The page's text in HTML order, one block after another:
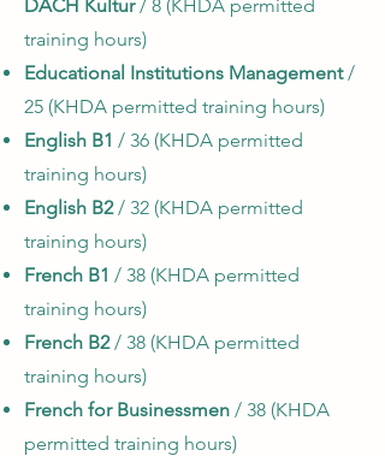
DACH Kultur/ 8 (KHDA permitted
training hours)
Educational Institutions Management/
25 (KHDA permitted training hours)
English B1 / 36 (KHDA permitted
training hours)
English B2/ 32 (KHDA permitted
training hours)
French B1 / 38 (KHDA permitted
training hours)
French B2/ 38 (KHDA permitted
training hours)
French for Businessmen / 38 (KHDA
permitted training hours)